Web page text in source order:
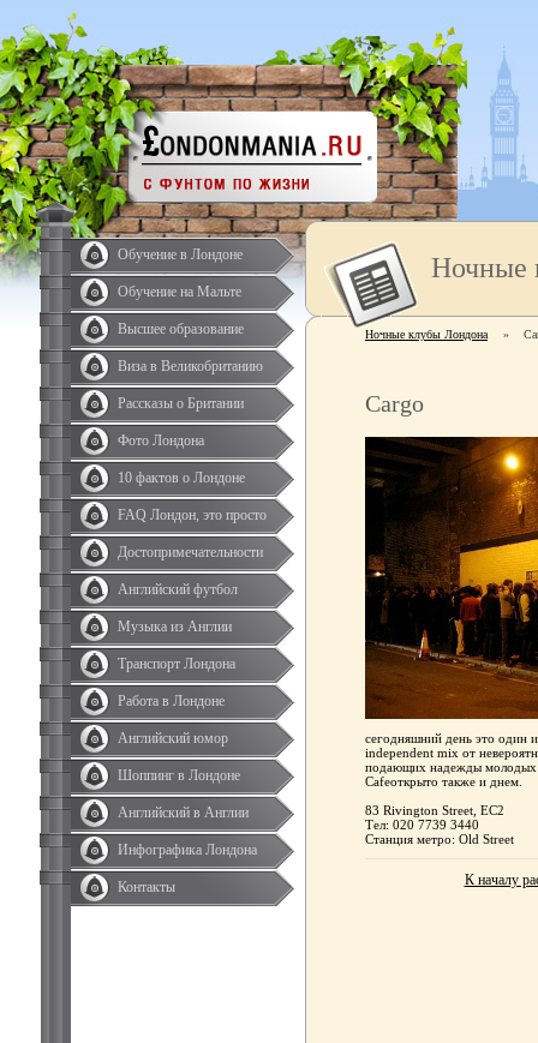
Обучение в Лондоне
Обучение на Мальте
Высшее образование
Виза в Великобританию
Рассказы о Британии
Фото Лондона
10 фактов о Лондоне
FAQ Лондон, это просто
Достопримечательности
Английский футбол
Музыка из Англии
Транспорт Лондона
Работа в Лондоне
Английский юмор
Шоппинг в Лондоне
Английский в Англии
Инфографика Лондона
Контакты
Ночные
Ночные клубы Лондона »
Cargo
сегодняшний день это один
independent mix от
подающих надежды молодых
Cafeоткрыто также и днем.
83 Rivington Street, EC2
Тел: 020 7739 3440
Станция метро: Old Street
К началу